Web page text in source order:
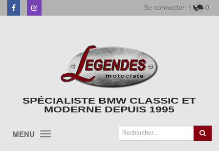
FacebookInstagram Se connecter | 0
SPÉCIALISTE BMW CLASSIC ET
MODERNE DEPUIS 1995
MENU